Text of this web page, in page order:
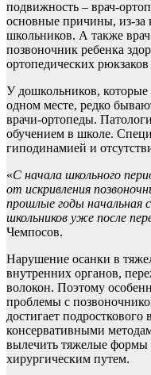
подвижность – врач-
основные причины, из-за
школьников. А также врач
позвоночник ребенка
ортопедических
У дошкольников, которые
одном месте, редко
врачи-ортопеды.
обучением в школе.
гиподинамией и
«С начала школьного
от искривления
прошлые годы начальная
школьников уже после
Чемпосов.
Нарушение осанки в
внутренних органов,
волокон. Поэтому
проблемы с
достигает подросткового
консервативными
вылечить тяжелые формы
хирургическим путем.